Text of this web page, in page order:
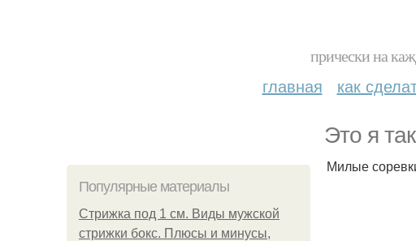
прически на
главная как
Это я
Популярные материалы
Стрижка под 1 см. Виды мужской
стрижки бокс. Плюсы и минусы,
Милые